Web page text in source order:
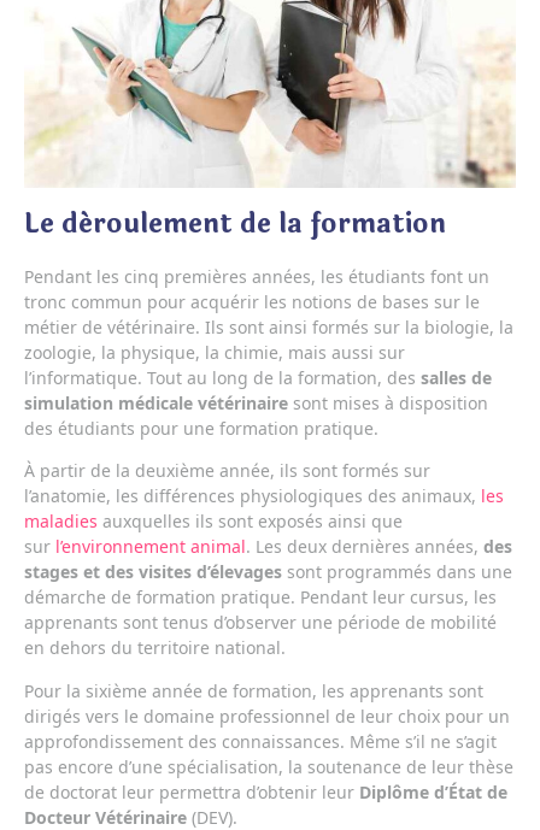
Le déroulement de la formation
Pendant les cinq premières années, les étudiants font un
tronc commun pour acquérir les notions de bases sur le
métier de vétérinaire. Ils sont ainsi formés sur la biologie, la
zoologie, la physique, la chimie, mais aussi sur
l’informatique. Tout au long de la formation, des salles de
simulation médicale vétérinaire sont mises à disposition
des étudiants pour une formation pratique.
À partir de la deuxième année, ils sont formés sur
l’anatomie, les différences physiologiques des animaux, les
maladies auxquelles ils sont exposés ainsi que
sur l’environnement animal. Les deux dernières années, des
stages et des visites d’élevages sont programmés dans une
démarche de formation pratique. Pendant leur cursus, les
apprenants sont tenus d’observer une période de mobilité
en dehors du territoire national.
Pour la sixième année de formation, les apprenants sont
dirigés vers le domaine professionnel de leur choix pour un
approfondissement des connaissances. Même s’il ne s’agit
pas encore d’une spécialisation, la soutenance de leur thèse
de doctorat leur permettra d’obtenir leur Diplôme d’État de
Docteur Vétérinaire (DEV).